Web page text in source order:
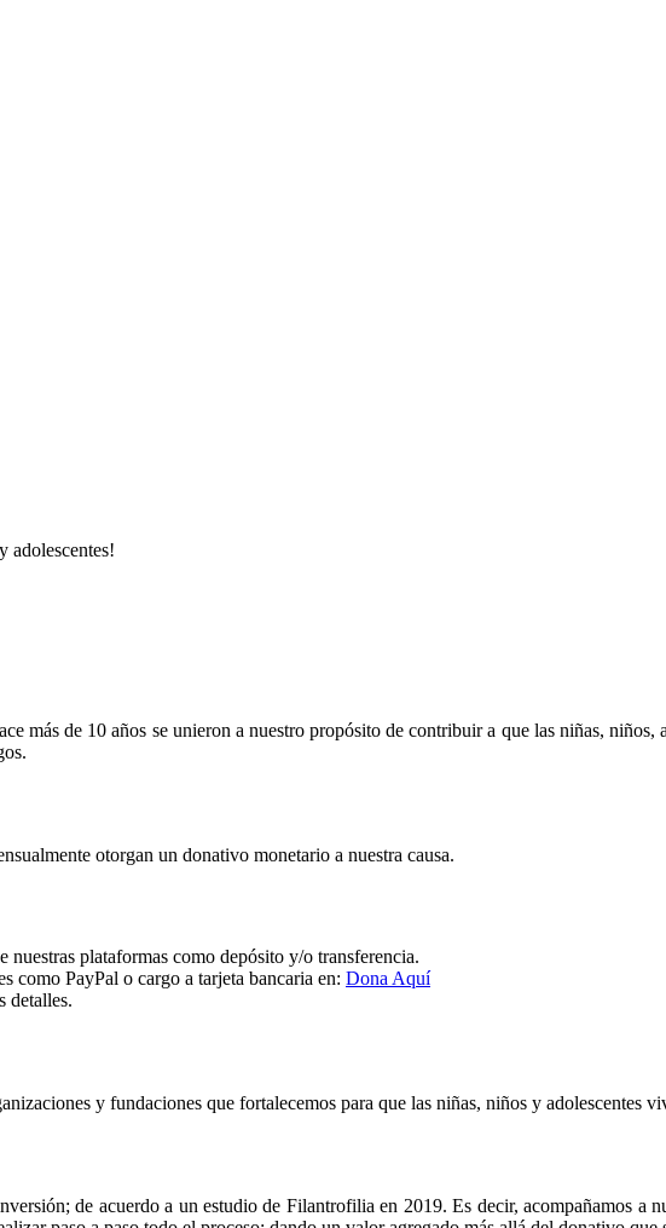
adolescentes!
más de 10 años se unieron a nuestro propósito de contribuir a que las niñas,
otorgan un donativo monetario a nuestra causa.
plataformas como depósito y/o transferencia.
como PayPal o cargo a tarjeta bancaria en: Dona Aquí
detalles.
y fundaciones que fortalecemos para que las niñas, niños y adolescentes
de acuerdo a un estudio de Filantrofilia en 2019. Es decir, acompañamos a